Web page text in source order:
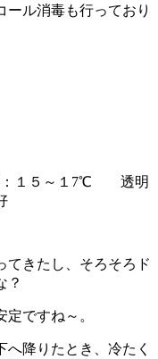
ール消毒も行っており
１５～１7℃ 透明
てきたし、そろそろド
？
ですね～。
降りたとき、冷たく